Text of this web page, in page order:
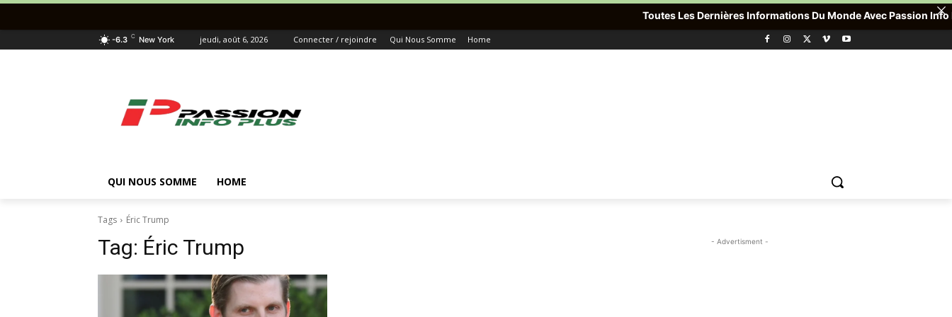
-6.3 C New York jeudi, août 6, 2026 Connecter / rejoindre Qui Nous Somme Home
QUI NOUS SOMME HOME
Tags Éric Trump
Tag: Éric Trump - Advertisment -
Toutes Les Dernières Informations Du Monde Avec Passion Info Plus ,